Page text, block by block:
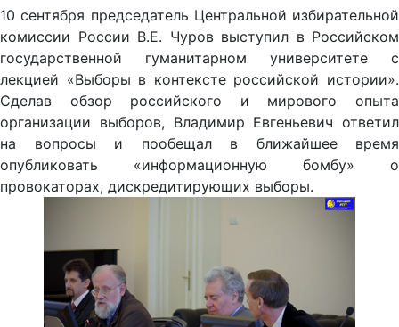
10 сентября председатель Центральной избирательной
комиссии России В.Е. Чуров выступил в Российском
государственной гуманитарном университете с
лекцией «Выборы в контексте российской истории».
Сделав обзор российского и мирового опыта
организации выборов, Владимир Евгеньевич ответил
на вопросы и пообещал в ближайшее время
опубликовать «информационную бомбу» о
провокаторах, дискредитирующих выборы.